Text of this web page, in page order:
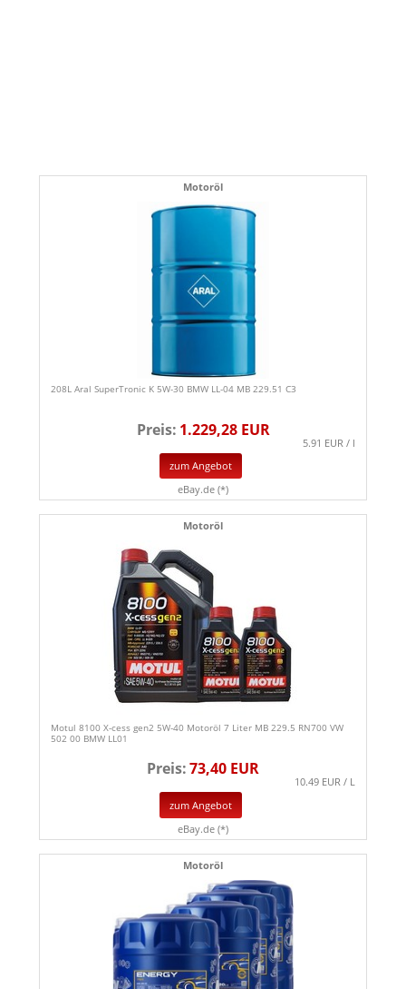
Motoröl
208L Aral SuperTronic K 5W-30 BMW LL-04 MB 229.51 C3
Preis: 1.229,28 EUR
5.91 EUR / l
zum Angebot
eBay.de (*)
Motoröl
Motul 8100 X-cess gen2 5W-40 Motoröl 7 Liter MB 229.5 RN700 VW
502 00 BMW LL01
Preis:73,40 EUR
10.49 EUR / L
zum Angebot
eBay.de (*)
Motoröl